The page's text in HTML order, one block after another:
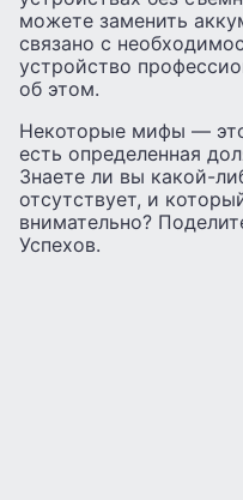
можете заменить
связано с
устройство
об этом.
Некоторые мифы —
есть определенная
Знаете ли вы какой-
отсутствует, и
внимательно?
Успехов.